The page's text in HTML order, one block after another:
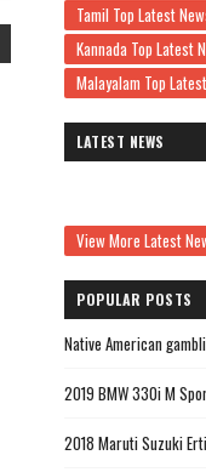
Tamil Top Latest
Kannada Top Latest
Malayalam Top
LATEST NEWS
View More Latest
POPULAR POSTS
Native American
2019 BMW 330i M
2018 Maruti Suzuki